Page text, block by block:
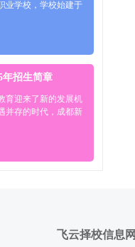
业学校，学校始建于
年招生简章
育迎来了新的发展机
并存的时代，成都新
飞云择校信息网